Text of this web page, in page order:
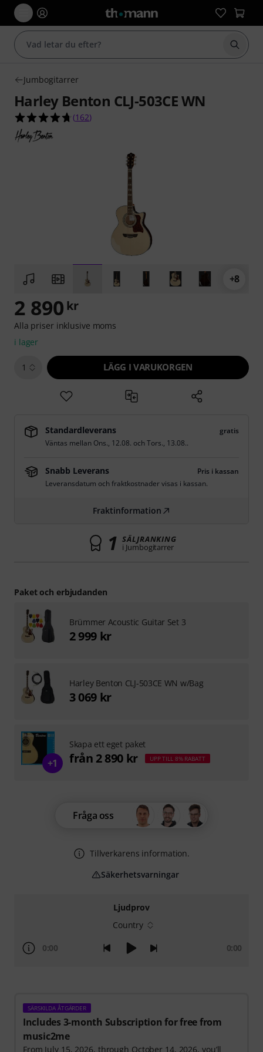
Börja
Jumbogitarrer
Harley Benton CLJ-503CE WN
4.7 av 5 stjärnor från 162 kundbetyg
(162)
+8
Ljudprov
Country
0:00 0:00
SÄRSKILDA ÅTGÄRDER
Includes 3-month Subscription for free from
music2me
From July 15, 2026, through October 14, 2026, you’ll
2 890 kr
Alla priser inklusive moms
i lager
1 LÄGG I VARUKORGEN
Standardleverans
gratis
Väntas mellan Ons., 12.08. ochTors., 13.08..
Snabb Leverans
Pris i kassan
Leveransdatum och fraktkostnader visas i kassan.
Fraktinformation
1 SÄLJRANKING
i Jumbogitarrer
Fråga oss
Tillverkarens information.
Säkerhetsvarningar
Paket och erbjudanden
Brümmer Acoustic Guitar Set 3
2 999 kr
Harley Benton CLJ-503CE WN w/Bag
3 069 kr
+1
Skapa ett eget paket
från 2 890 kr UPP TILL 8% RABATT